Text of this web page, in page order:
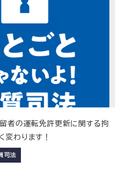
留者の運転免許更新に関する拘
わります！
司法